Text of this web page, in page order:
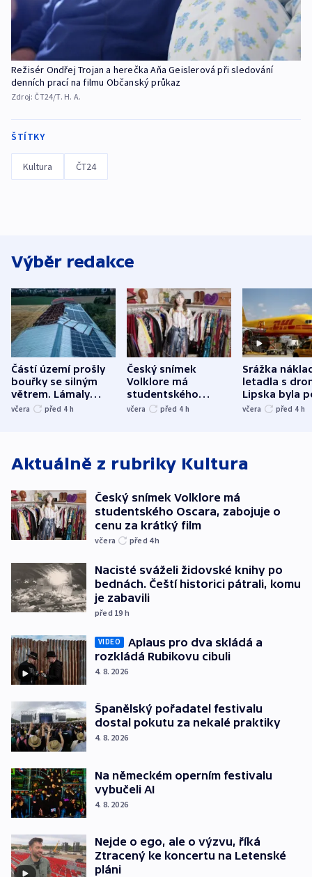
Režisér Ondřej Trojan a herečka Aňa Geislerová při sledování
denních prací na filmu Občanský průkaz
Zdroj: ČT24/T. H. A.
ŠTÍTKY
Kultura ČT24
Výběr redakce
Částí území prošly
bouřky se silným
větrem. Lámaly
stromy a poničily
včera před 4 h
Český snímek
Volklore má
studentského
Oscara, zabojuje o
včera před 4 h
Srážka
letadla s
Lipska byla
německého
včera před 4 h
Aktuálně z rubriky Kultura
Český snímek Volklore má
studentského Oscara, zabojuje o
cenu za krátký film
včera před 4h
Nacisté sváželi židovské knihy po
bednách. Čeští historici pátrali, komu
je zabavili
před 19 h
VIDEO
Aplaus pro dva skládá a
rozkládá Rubikovu cibuli
4. 8. 2026
Španělský pořadatel festivalu
dostal pokutu za nekalé praktiky
4. 8. 2026
Na německém operním festivalu
vybučeli AI
4. 8. 2026
Nejde o ego, ale o výzvu, říká
Ztracený ke koncertu na Letenské
pláni